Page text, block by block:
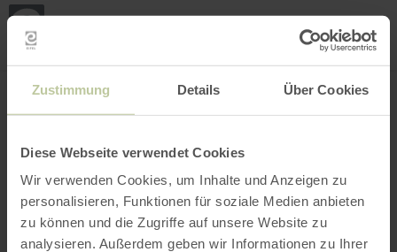
Zustimmung Details Über Cookies
Diese Webseite verwendet Cookies
Wir verwenden Cookies, um Inhalte und Anzeigen zu
personalisieren, Funktionen für soziale Medien anbieten
zu können und die Zugriffe auf unsere Website zu
analysieren. Außerdem geben wir Informationen zu Ihrer
INTERACTIEVE KAART
Mijn
Filter openen